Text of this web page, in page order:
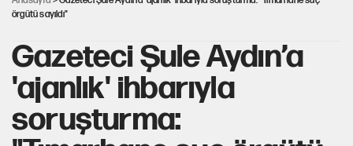
örgütü sayıldı"
Gazeteci Şule Aydın’a
'ajanlık' ihbarıyla
soruşturma: